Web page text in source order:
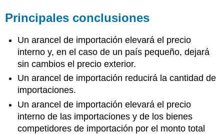
Principales conclusiones
Un arancel de importación elevará el precio
interno y, en el caso de un país pequeño, dejará
sin cambios el precio exterior.
Un arancel de importación reducirá la cantidad de
importaciones.
Un arancel de importación elevará el precio
interno de las importaciones y de los bienes
competidores de importación por el monto total